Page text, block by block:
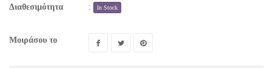
Διαθεσιμότητα : In Stock
Μοιράσου το